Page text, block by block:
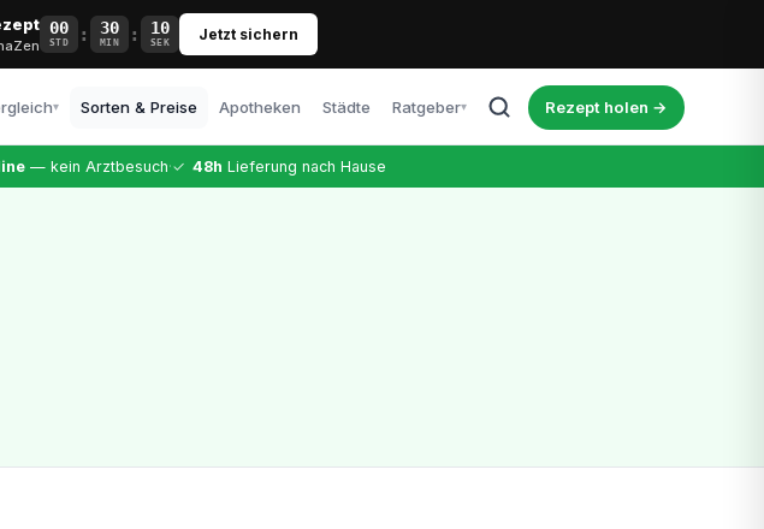
00
STD : 30
MIN : 09
SEK Jetzt sichern
▾
Vollständiger Vergleich
Sorten & Preise Apotheken Städte Ratgeber▾ Rezept holen →
— kein Arztbesuch·✓ 48h Lieferung nach Hause